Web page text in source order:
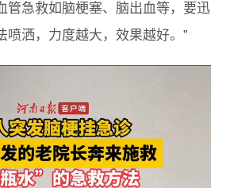
管急救如脑梗塞、脑出血等，要迅
喷洒，力度越大，效果越好。”